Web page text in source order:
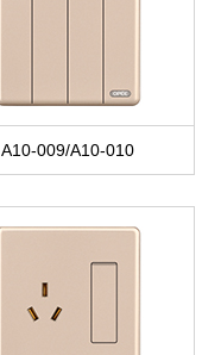
A10-009/A10-010